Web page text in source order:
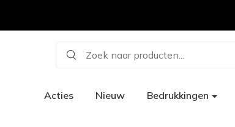
Zoek naar producten...
Acties Nieuw Bedrukkingen